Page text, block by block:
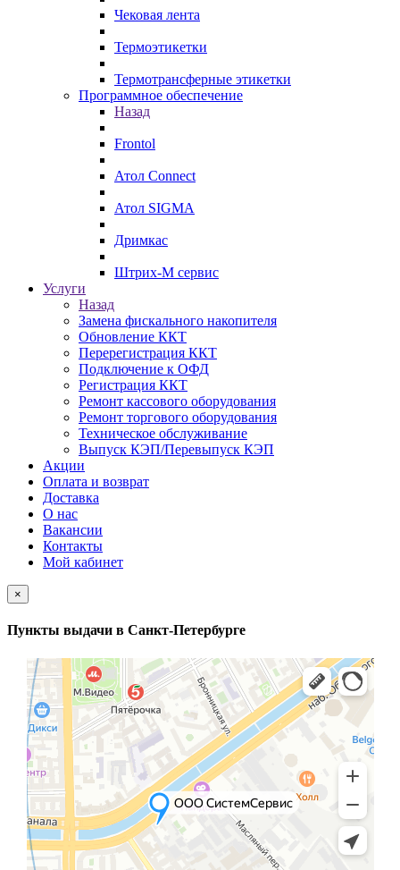
Чековая лента
Термоэтикетки
Термотрансферные этикетки
Программное обеспечение
Назад
Frontol
Атол Connect
Атол SIGMA
Дримкас
Штрих-М сервис
Услуги
Назад
Замена фискального накопителя
Обновление ККТ
Перерегистрация ККТ
Подключение к ОФД
Регистрация ККТ
Ремонт кассового оборудования
Ремонт торгового оборудования
Техническое обслуживание
Выпуск КЭП/Перевыпуск КЭП
Акции
Оплата и возврат
Доставка
О нас
Вакансии
Контакты
Мой кабинет
×
Пункты выдачи в Санкт-Петербурге